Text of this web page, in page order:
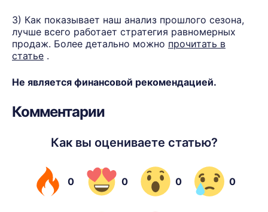
3) Как показывает наш анализ прошлого сезона,
лучше всего работает стратегия равномерных
продаж. Более детально можно прочитать в
статье .
Не является финансовой рекомендацией.
Комментарии